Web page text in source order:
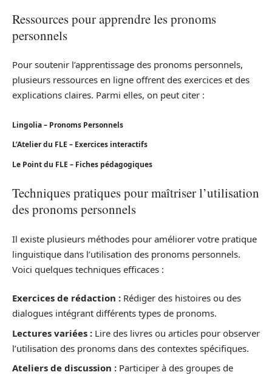
Ressources pour apprendre les pronoms
personnels
Pour soutenir l’apprentissage des pronoms personnels,
plusieurs ressources en ligne offrent des exercices et des
explications claires. Parmi elles, on peut citer :
Lingolia – Pronoms Personnels
L’Atelier du FLE – Exercices interactifs
Le Point du FLE – Fiches pédagogiques
Techniques pratiques pour maîtriser l’utilisation
des pronoms personnels
Il existe plusieurs méthodes pour améliorer votre pratique
linguistique dans l’utilisation des pronoms personnels.
Voici quelques techniques efficaces :
Exercices de rédaction : Rédiger des histoires ou des
dialogues intégrant différents types de pronoms.
Lectures variées : Lire des livres ou articles pour observer
l’utilisation des pronoms dans des contextes spécifiques.
Ateliers de discussion : Participer à des groupes de